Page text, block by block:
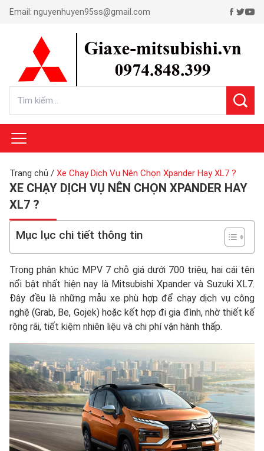
Email: nguyenhuyen95ss@gmail.com
Trang chủ / Xe Chạy Dịch Vụ Nên Chọn Xpander Hay XL7 ?
XE CHẠY DỊCH VỤ NÊN CHỌN XPANDER HAY
XL7 ?
Mục lục chi tiết thông tin
Trong phân khúc MPV 7 chỗ giá dưới 700 triệu, hai cái tên
nổi bật nhất hiện nay là Mitsubishi Xpander và Suzuki XL7.
Đây đều là những mẫu xe phù hợp để chạy dịch vụ công
nghệ (Grab, Be, Gojek) hoặc kết hợp đi gia đình, nhờ thiết kế
rộng rãi, tiết kiệm nhiên liệu và chi phí vận hành thấp.